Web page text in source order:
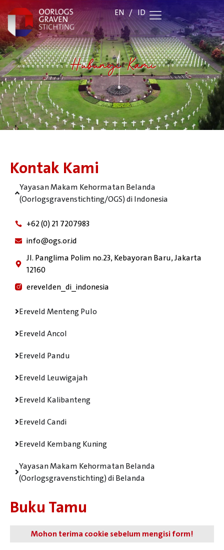
EN / ID
Hubungi Kami
Kontak Kami
Yayasan Makam Kehormatan Belanda
(Oorlogsgravenstichting/OGS) di Indonesia
+62 (0) 21 7207983
info@ogs.or.id
Jl. Panglima Polim no.23, Kebayoran Baru, Jakarta
12160
erevelden_di_indonesia
Ereveld Menteng Pulo
Ereveld Ancol
Ereveld Pandu
Ereveld Leuwigajah
Ereveld Kalibanteng
Ereveld Candi
Ereveld Kembang Kuning
Yayasan Makam Kehormatan Belanda
(Oorlogsgravenstichting) di Belanda
Buku Tamu
Mohon terima cookie sebelum mengisi form!